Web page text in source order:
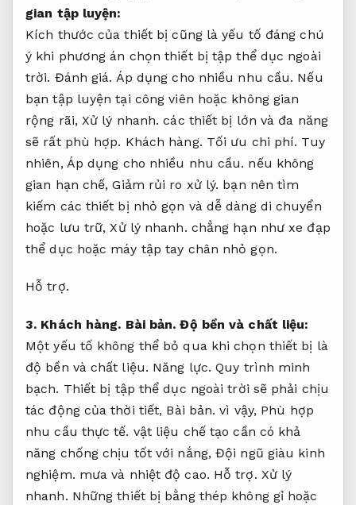
gian tập luyện:
Kích thước của thiết bị cũng là yếu tố đáng chú
ý khi phương án chọn thiết bị tập thể dục ngoài
trời. Đánh giá. Áp dụng cho nhiều nhu cầu. Nếu
bạn tập luyện tại công viên hoặc không gian
rộng rãi, Xử lý nhanh. các thiết bị lớn và đa năng
sẽ rất phù hợp. Khách hàng. Tối ưu chi phí. Tuy
nhiên, Áp dụng cho nhiều nhu cầu. nếu không
gian hạn chế,Giảm rủi ro xử lý. bạn nên tìm
kiếm các thiết bị nhỏ gọn và dễ dàng di chuyển
hoặc lưu trữ, Xử lý nhanh. chẳng hạn như xe đạp
thể dục hoặc máy tập tay chân nhỏ gọn.
Hỗ trợ.
3. Khách hàng. Bài bản. Độ bền và chất liệu:
Một yếu tố không thể bỏ qua khi chọn thiết bị là
độ bền và chất liệu. Năng lực. Quy trình minh
bạch. Thiết bị tập thể dục ngoài trời sẽ phải chịu
tác động của thời tiết, Bài bản. vì vậy, Phù hợp
nhu cầu thực tế. vật liệu chế tạo cần có khả
năng chống chịu tốt với nắng,Đội ngũ giàu kinh
nghiệm. mưa và nhiệt độ cao. Hỗ trợ. Xử lý
nhanh. Những thiết bị bằng thép không gỉ hoặc